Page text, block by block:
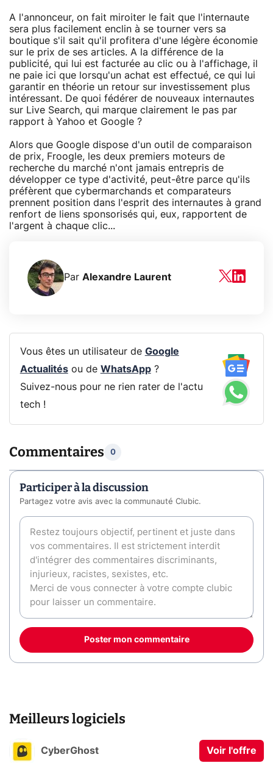
A l'annonceur, on fait miroiter le fait que l'internaute
sera plus facilement enclin à se tourner vers sa
boutique s'il sait qu'il profitera d'une légère économie
sur le prix de ses articles. A la différence de la
publicité, qui lui est facturée au clic ou à l'affichage, il
ne paie ici que lorsqu'un achat est effectué, ce qui lui
garantir en théorie un retour sur investissement plus
intéressant. De quoi fédérer de nouveaux internautes
sur Live Search, qui marque clairement le pas par
rapport à Yahoo et Google ?
Alors que Google dispose d'un outil de comparaison
de prix, Froogle, les deux premiers moteurs de
recherche du marché n'ont jamais entrepris de
développer ce type d'activité, peut-être parce qu'ils
préfèrent que cybermarchands et comparateurs
prennent position dans l'esprit des internautes à grand
renfort de liens sponsorisés qui, eux, rapportent de
l'argent à chaque clic...
Par Alexandre Laurent
Vous êtes un utilisateur de Google
Actualitésou de WhatsApp?
Suivez-nous pour ne rien rater de l'actu
tech !
Commentaires 0
Participer à la discussion
Partagez votre avis avec la communauté Clubic.
Poster mon commentaire
Meilleurs logiciels
CyberGhost Voir l'offre